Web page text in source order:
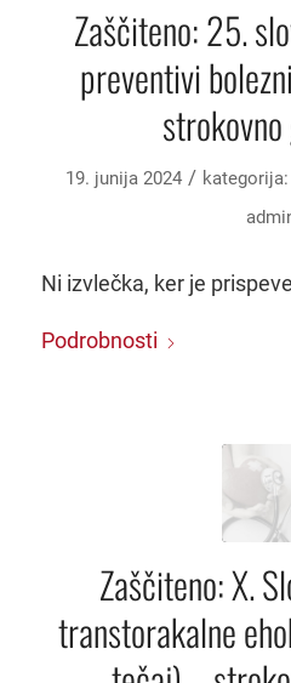
Zaščiteno: 25.
preventivi
19. junija 2024 / kategorija:
Ni izvlečka, ker je
Podrobnosti
Zaščiteno: X.
transtorakalne